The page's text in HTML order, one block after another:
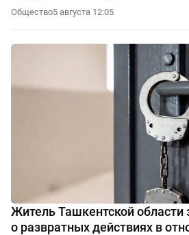
Общество5 августа 12:05
Житель Ташкентской области
о развратных действиях в